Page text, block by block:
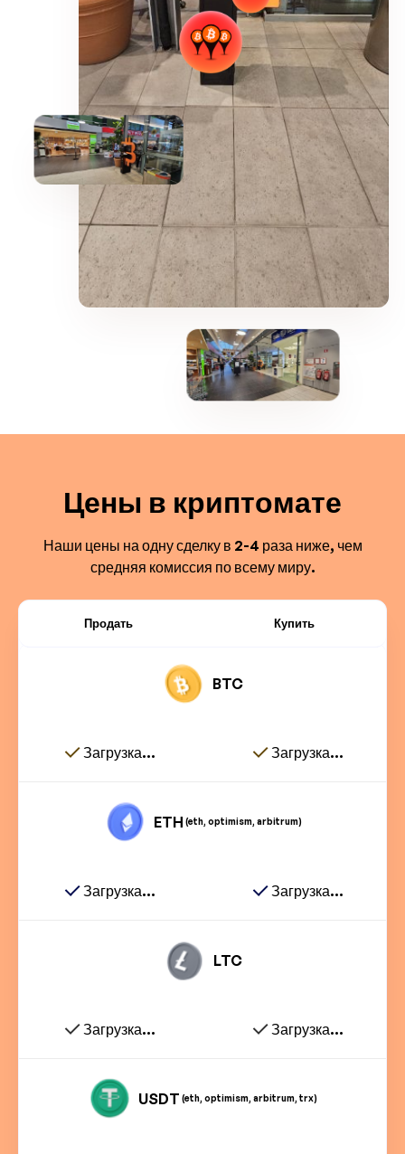
Цены в криптомате
Наши цены на одну сделку в 2-4 раза ниже, чем
средняя комиссия по всему миру.
Продать Купить
BTC
Загрузка... Загрузка...
ETH (eth, optimism, arbitrum)
Загрузка... Загрузка...
LTC
Загрузка... Загрузка...
USDT (eth, optimism, arbitrum, trx)